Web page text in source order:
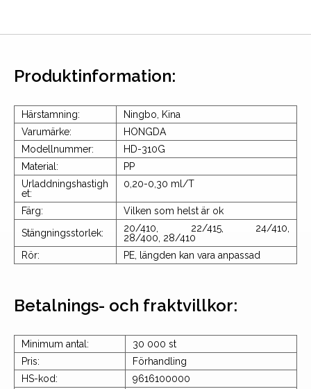
Produktinformation:
Härstamning:
Ningbo, Kina
Varumärke:
HONGDA
Modellnummer:
HD-310G
Material:
PP
Urladdningshastigh
et:
0,20-0,30 ml/T
Färg:
Vilken som helst är ok
Stängningsstorlek:
20/410, 22/415, 24/410,
28/400, 28/410
Rör:
PE, längden kan vara anpassad
Betalnings- och fraktvillkor:
Minimum antal:
30 000 st
Pris:
Förhandling
HS-kod:
9616100000